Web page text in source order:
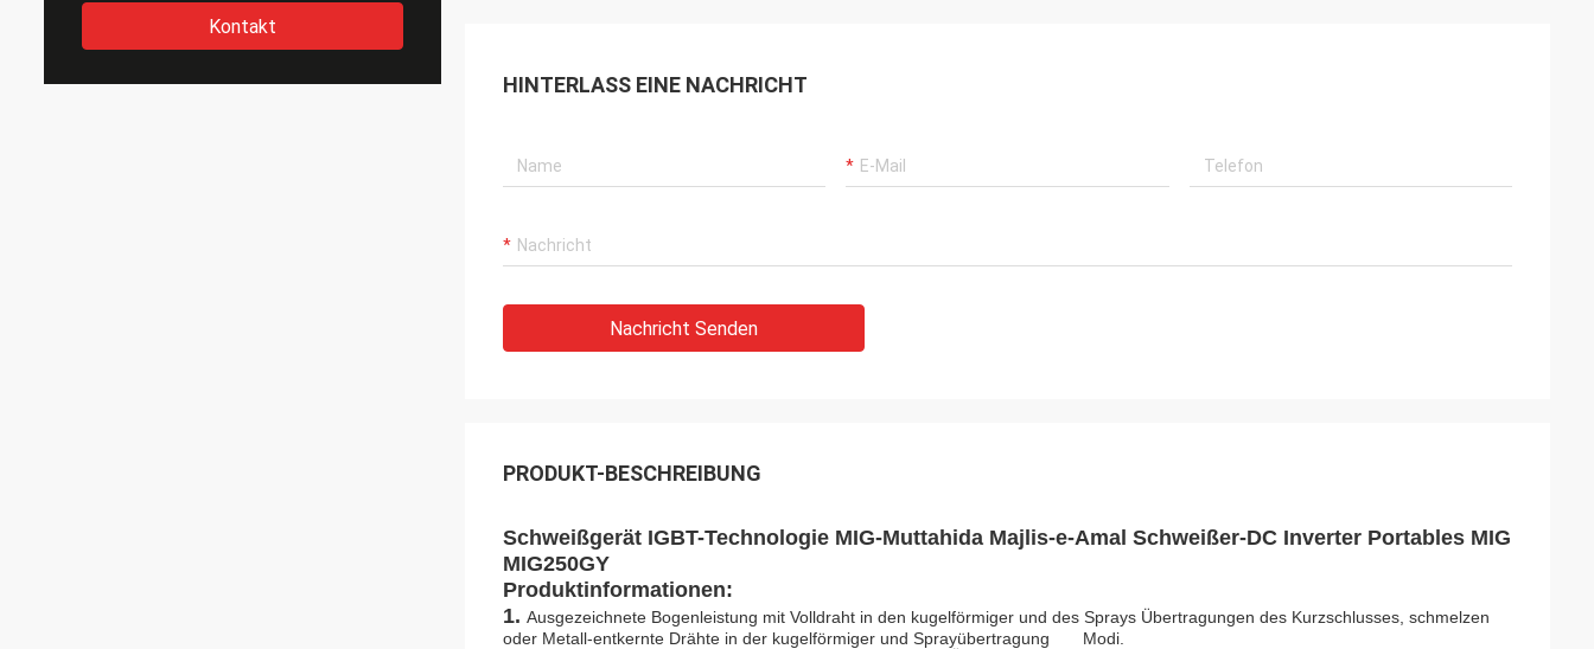
Kontakt
HINTERLASS EINE NACHRICHT
Nachricht Senden
PRODUKT-BESCHREIBUNG
Schweißgerät IGBT-Technologie MIG-Muttahida Majlis-e-Amal Schweißer-DC Inverter Portables MIG
MIG250GY
Produktinformationen:
1. Ausgezeichnete Bogenleistung mit Volldraht in den kugelförmiger und des Sprays Übertragungen des Kurzschlusses, schmelzen
oder Metall-entkernte Drähte in der kugelförmiger und Sprayübertragung Modi.